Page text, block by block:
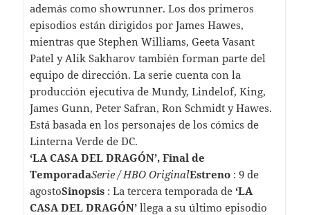
además como showrunner. Los dos primeros
episodios están dirigidos por James Hawes,
mientras que Stephen Williams, Geeta Vasant
Patel y Alik Sakharov también forman parte del
equipo de dirección. La serie cuenta con la
producción ejecutiva de Mundy, Lindelof, King,
James Gunn, Peter Safran, Ron Schmidt y Hawes.
Está basada en los personajes de los cómics de
Linterna Verde de DC.
‘LA CASA DEL DRAGÓN’, Final de
TemporadaSerie / HBO OriginalEstreno: 9 de
agostoSinopsis: La tercera temporada de ‘LA
CASA DEL DRAGÓN’llega a su último episodio